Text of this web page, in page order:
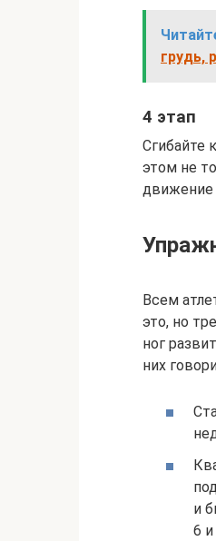
грудь,
4 этап
Сгибайте
этом не
движение
Всем
это, но
ног
них
и
6